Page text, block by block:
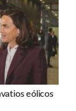
eólicos